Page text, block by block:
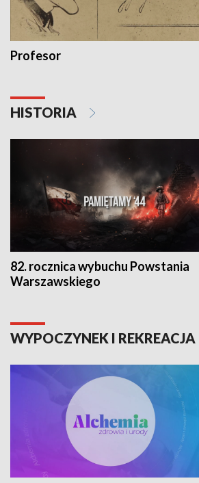
Profesor
HISTORIA
82. rocznica wybuchu Powstania
Warszawskiego
WYPOCZYNEK I REKREACJA